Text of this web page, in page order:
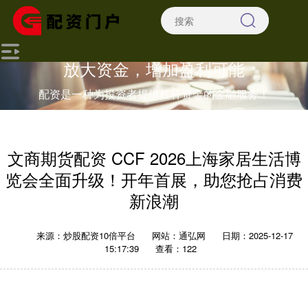
放大资金，增加盈利可能
配资是一种为投资者提供杠杆资金的金融服务！
文商期货配资 CCF 2026上海家居生活博
览会全面升级！开年首展，助您抢占消费
新浪潮
来源：炒股配资10倍平台 网站：通弘网
日期：2025-12-17
15:17:39
查看：122